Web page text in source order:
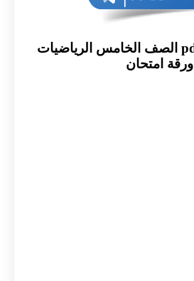
معاينة ملف الـ pdf الصف الخامس الرياضيات
ورقة امتحان